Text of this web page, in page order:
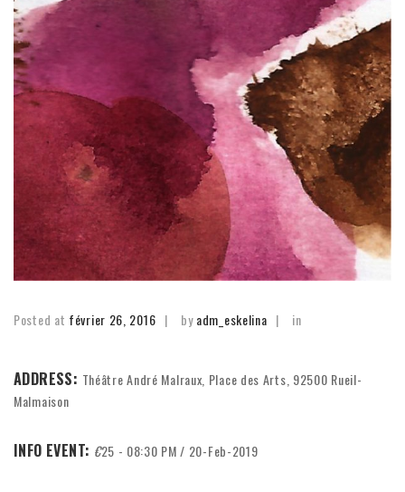
Posted at février 26, 2016 by adm_eskelina in
ADDRESS: Théâtre André Malraux, Place des Arts, 92500 Rueil-
Malmaison
INFO EVENT: €25 - 08:30 PM / 20-Feb-2019